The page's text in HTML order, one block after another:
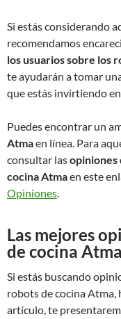
Si estás considerando
recomendamos
los usuarios sobre los
te ayudarán a tomar
que estás invirtiendo
Puedes encontrar un
Atmaen línea. Para
consultar lasopiniones
cocina Atmaen este
Opiniones.
Las mejores
de cocina Atma
Si estás buscando
robots de cocina Atma,
artículo, te